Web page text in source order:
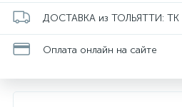
ДОСТАВКА из ТОЛЬЯТТИ:
Оплата онлайн на сайте